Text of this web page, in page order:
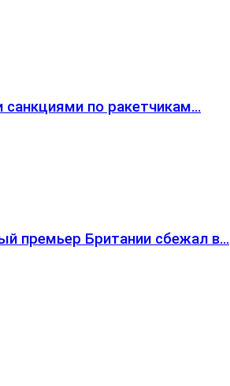
по ракетчикам…
премьер Британии сбежал в…